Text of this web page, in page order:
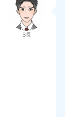
B長